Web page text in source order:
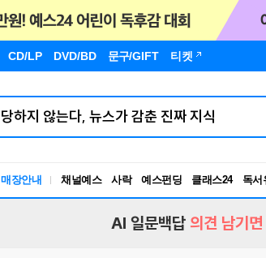
CD/LP DVD/BD 문구/GIFT 티켓
매장안내 채널예스 사락 예스펀딩 클래스24
독서
AI 일문백답 의견 남기